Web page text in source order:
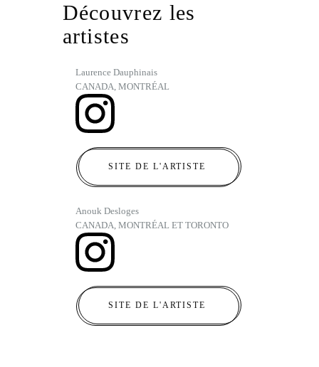
Découvrez les
artistes
Laurence Dauphinais
CANADA, MONTRÉAL
SITE DE L'ARTISTE
Anouk Desloges
CANADA, MONTRÉAL ET TORONTO
SITE DE L'ARTISTE